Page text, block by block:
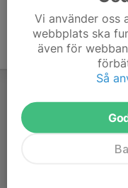
Vi använder oss
webbplats ska
även för
Så